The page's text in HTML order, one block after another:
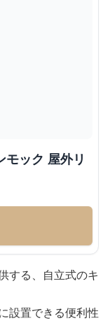
ック 屋外リ
する、自立式のキ
設置できる便利性